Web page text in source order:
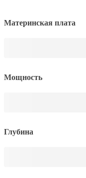
Материнская плата
Мощность
Глубина